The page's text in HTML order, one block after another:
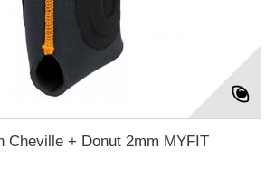
Cheville + Donut 2mm MYFIT